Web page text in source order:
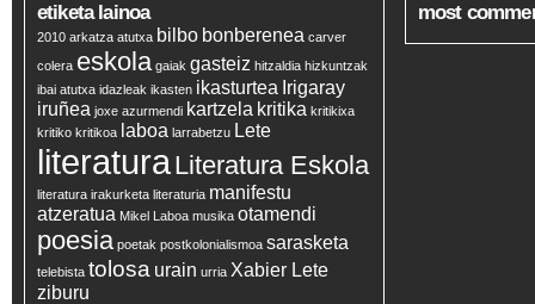
etiketa lainoa
2010 arkatza atutxa bilbo bonberenea carver
colera eskola gaiak gasteiz hitzaldia hizkuntzak
ibai atutxa idazleak ikasten ikasturtea Irigaray
iruñea joxe azurmendi kartzela kritika kritikixa
kritiko kritikoa laboa larrabetzu Lete
literaturaLiteratura Eskola
literatura irakurketa literaturia manifestu
atzeratua Mikel Laboa musika otamendi
poesia poetak postkolonialismoa sarasketa
telebista tolosa urain urria Xabier Lete
ziburu
most